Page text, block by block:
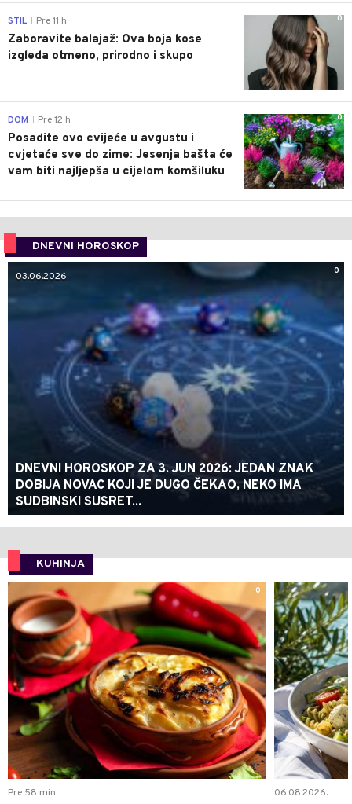
0
STIL Pre 11 h
Zaboravite balajaž: Ova boja kose
izgleda otmeno, prirodno i skupo
0
DOM Pre 12 h
Posadite ovo cvijeće u avgustu i
cvjetaće sve do zime: Jesenja bašta će
vam biti najljepša u cijelom komšiluku
DNEVNI HOROSKOP
0
03.06.2026.
DNEVNI HOROSKOP ZA 3. JUN 2026: JEDAN ZNAK
DOBIJA NOVAC KOJI JE DUGO ČEKAO, NEKO IMA
SUDBINSKI SUSRET...
KUHINJA
0
Pre 58 min 06.08.2026.